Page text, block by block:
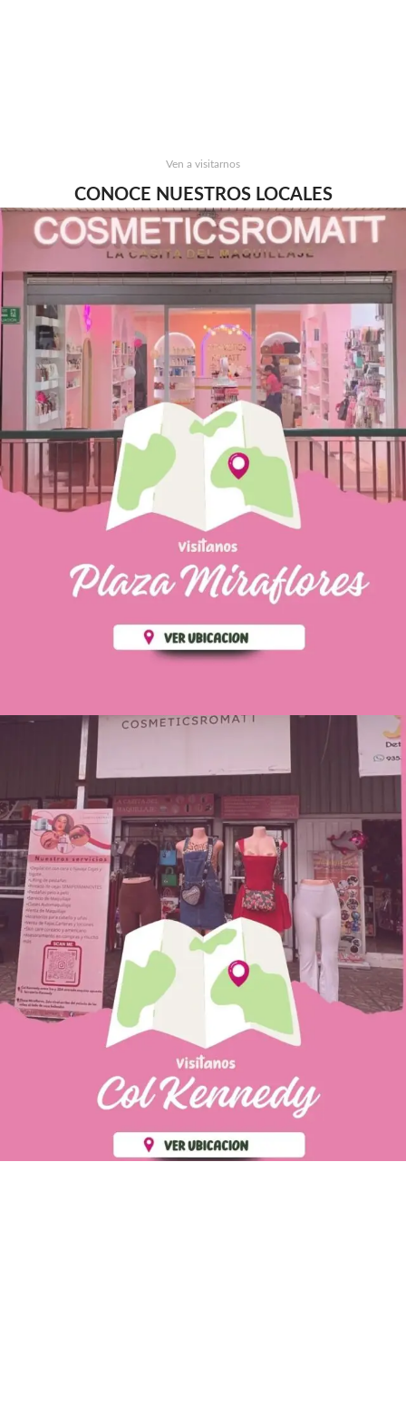
Ven a visitarnos
CONOCE NUESTROS LOCALES